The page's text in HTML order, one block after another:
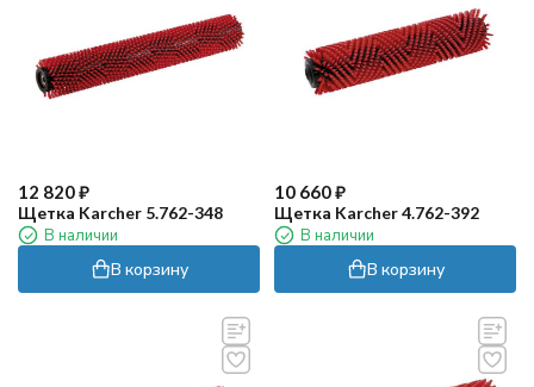
12 820₽
Щетка Karcher 5.762-348
В наличии
В корзину
10 660₽
Щетка Karcher 4.762-392
В наличии
В корзину